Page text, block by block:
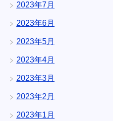
2023年7月
2023年6月
2023年5月
2023年4月
2023年3月
2023年2月
2023年1月